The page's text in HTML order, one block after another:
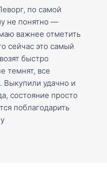
по самой
не понятно —
важнее отметить
сейчас это самый
быстро
темнят, все
Выкупили удачно и
состояние просто
поблагодарить